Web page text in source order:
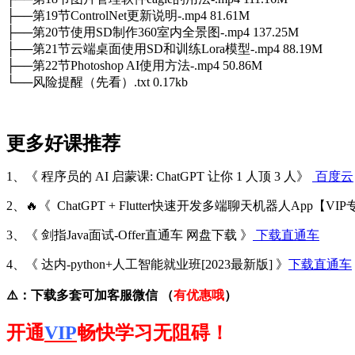
├──第19节ControlNet更新说明-.mp4 81.61M
├──第20节使用SD制作360室内全景图-.mp4 137.25M
├──第21节云端桌面使用SD和训练Lora模型-.mp4 88.19M
├──第22节Photoshop AI使用方法-.mp4 50.86M
└──风险提醒（先看）.txt 0.17kb
更多好课推荐
1、《 程序员的 AI 启蒙课: ChatGPT 让你 1 人顶 3 人》 百度云
2、🔥《 ChatGPT + Flutter快速开发多端聊天机器人App【VIP
3、《 剑指Java面试-Offer直通车 网盘下载 》 下载直通车
4、《 达内-python+人工智能就业班[2023最新版] 》 下载直通车
⚠️：下载多套可加客服微信 （有优惠哦）
开通VIP畅快学习无阻碍！